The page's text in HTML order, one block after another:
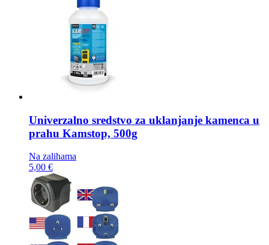
Univerzalno sredstvo za uklanjanje kamenca u
prahu Kamstop, 500g
Na zalihama
5,00 €